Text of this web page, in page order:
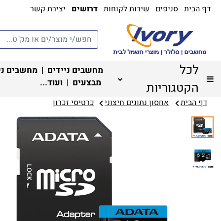
דף הבית סניפים שירות לקוחות דרושים יצירת קשר
לכל
הקטגוריות
מחשבים ניידים | מחשבים
מבצעים | ועוד...
דף הבית אחסון נתונים חיצוני כרטיסי זכרון‏